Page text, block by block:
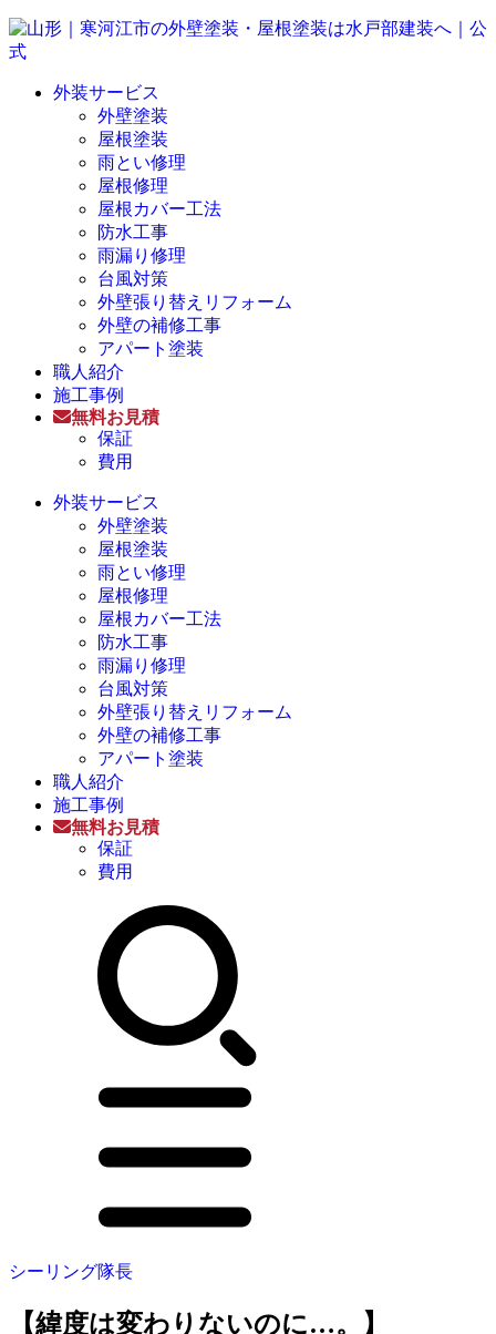
外装サービス
外壁塗装
屋根塗装
雨とい修理
屋根修理
屋根カバー工法
防水工事
雨漏り修理
台風対策
外壁張り替えリフォーム
外壁の補修工事
アパート塗装
職人紹介
施工事例
無料お見積
保証
費用
外装サービス
外壁塗装
屋根塗装
雨とい修理
屋根修理
屋根カバー工法
防水工事
雨漏り修理
台風対策
外壁張り替えリフォーム
外壁の補修工事
アパート塗装
職人紹介
施工事例
無料お見積
保証
費用
シーリング隊長
【緯度は変わりないのに…。】